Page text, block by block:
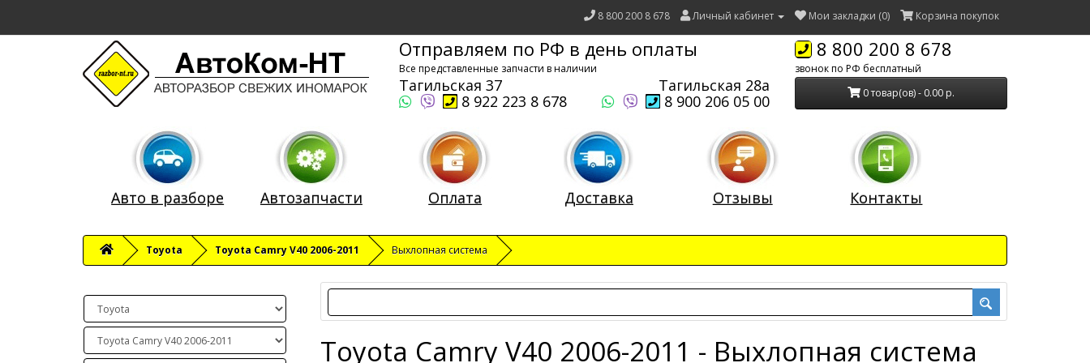
8 800 200 8 678 Личный кабинет Мои закладки (0) Корзина покупок
Отправляем по РФ в день оплаты
Все представленные запчасти в наличии
Тагильская 37
Тагильская 28а
8 922 223 8 678
8 900 206 05 00
8 800 200 8 678
звонок по РФ бесплатный
0 товар(ов) - 0.00 р.
Авто в разборе Автозапчасти Оплата Доставка Отзывы Контакты
Toyota Toyota Camry V40 2006-2011 Выхлопная система
Toyota Camry V40 2006-2011 - Выхлопная система